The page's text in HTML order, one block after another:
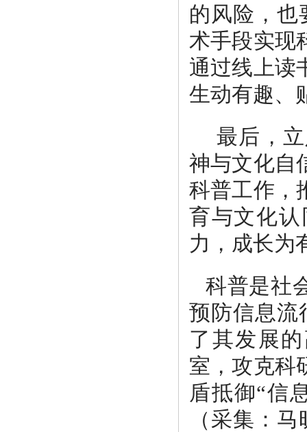
的风险，也
术手段实现
通过线上读
生动有趣、
最后，
神与文化自
科普工作，
育与文化
力，成长为
科普是社
预防信息流
了其发展
室，攻克科
盾抵御“信
（采集：